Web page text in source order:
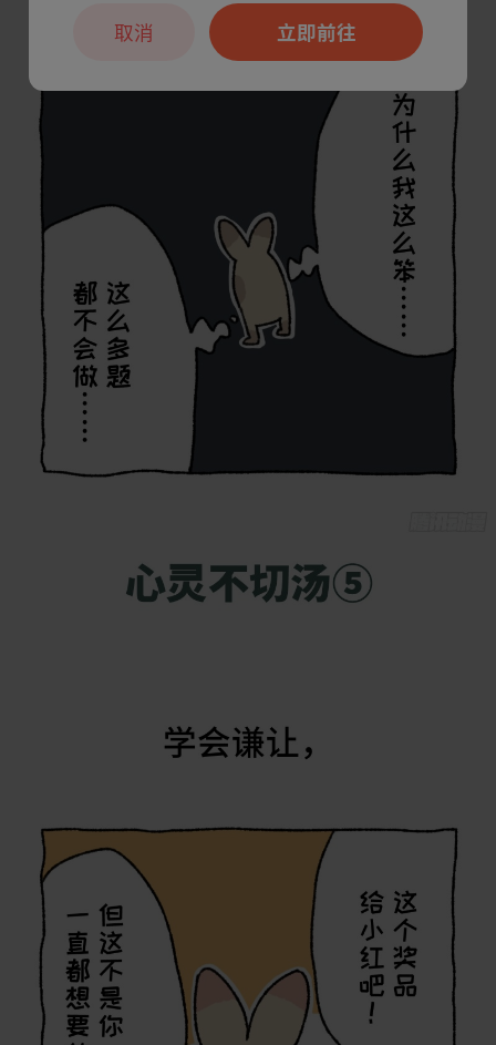
立即前往
取消